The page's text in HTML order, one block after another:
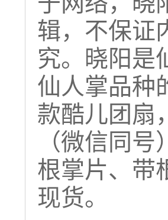
辑，不保证
究。晓阳是
仙人掌品种
款酷儿团扇
（微信同
根掌片、带
现货。